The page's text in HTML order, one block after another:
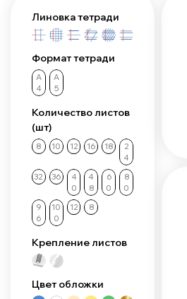
Линовка тетради
Формат тетради
А
4
А
5
Количество листов
(шт)
8 10 12 16 18
2
4
32
36
4
0
4
8
6
0
8
0
9
6
10
0
12 8
Крепление листов
Цвет обложки